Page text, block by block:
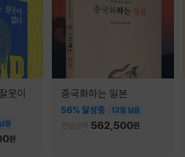
못이
음
원
중국화하는 일본
56% 달성중 12일 남음
펀딩금액 562,500원